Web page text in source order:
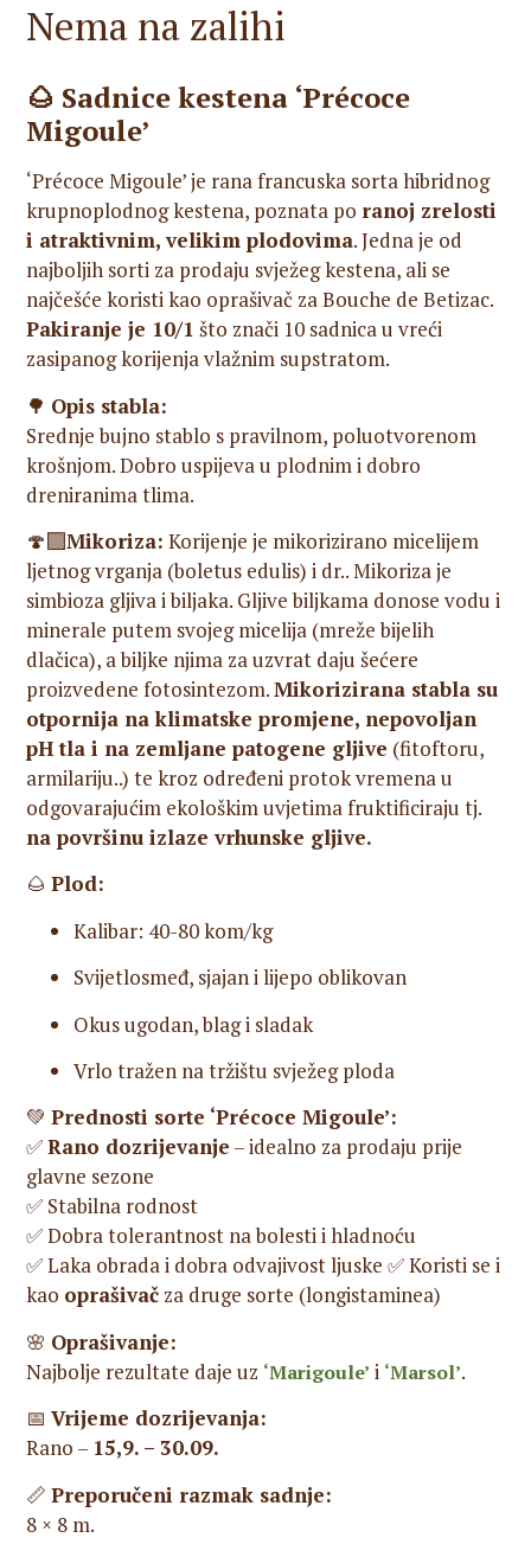
Nema na zalihi
🌰 Sadnice kestena ‘Précoce
Migoule’
‘Précoce Migoule’ je rana francuska sorta hibridnog
krupnoplodnog kestena, poznata po ranoj zrelosti
i atraktivnim, velikim plodovima. Jedna je od
najboljih sorti za prodaju svježeg kestena, ali se
najčešće koristi kao oprašivač za Bouche de Betizac.
Pakiranje je 10/1 što znači 10 sadnica u vreći
zasipanog korijenja vlažnim supstratom.
🌳 Opis stabla:
Srednje bujno stablo s pravilnom, poluotvorenom
krošnjom. Dobro uspijeva u plodnim i dobro
dreniranima tlima.
🍄‍🟫Mikoriza: Korijenje je mikorizirano micelijem
ljetnog vrganja (boletus edulis) i dr.. Mikoriza je
simbioza gljiva i biljaka. Gljive biljkama donose vodu i
minerale putem svojeg micelija (mreže bijelih
dlačica), a biljke njima za uzvrat daju šećere
proizvedene fotosintezom.Mikorizirana stabla su
otpornija na klimatske promjene, nepovoljan
pH tla i na zemljane patogene gljive (fitoftoru,
armilariju..) te kroz određeni protok vremena u
odgovarajućim ekološkim uvjetima fruktificiraju tj.
na površinu izlaze vrhunske gljive.
🌰Plod:
Kalibar: 40-80 kom/kg
Svijetlosmeđ, sjajan i lijepo oblikovan
Okus ugodan, blag i sladak
Vrlo tražen na tržištu svježeg ploda
💚Prednosti sorte ‘Précoce Migoule’:
✅Rano dozrijevanje – idealno za prodaju prije
glavne sezone
✅ Stabilna rodnost
✅ Dobra tolerantnost na bolesti i hladnoću
✅ Laka obrada i dobra odvajivost ljuske ✅ Koristi se i
kao oprašivač za druge sorte (longistaminea)
🌸 Oprašivanje:
Najbolje rezultate daje uz ‘Marigoule’ i ‘Marsol’.
📅Vrijeme dozrijevanja:
Rano – 15,9. – 30.09.
📏Preporučeni razmak sadnje:
8 × 8 m.